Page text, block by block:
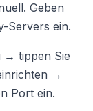
Geben
Servers ein.
→ tippen Sie
→
Port ein.